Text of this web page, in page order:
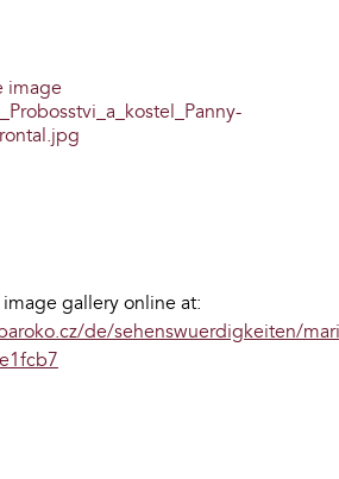
gallery online at:
de/sehenswuerdigkeiten/